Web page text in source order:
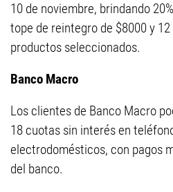
10 de noviembre, brindando
tope de reintegro de $8000 y
productos seleccionados.
Banco Macro
Los clientes de Banco Macro
18 cuotas sin interés en
electrodomésticos, con pagos
del banco.